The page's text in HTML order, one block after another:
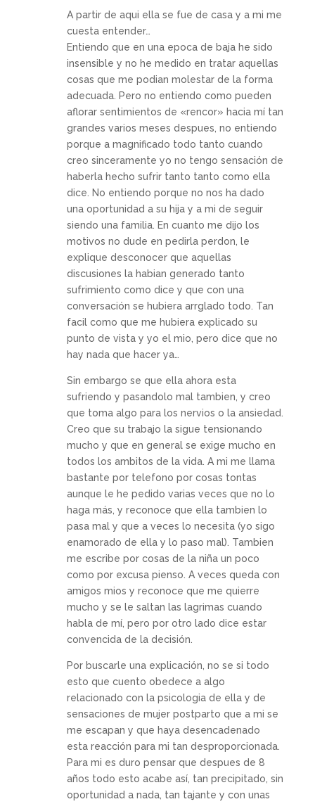
A partir de aqui ella se fue de casa y a mi me
cuesta entender…
Entiendo que en una epoca de baja he sido
insensible y no he medido en tratar aquellas
cosas que me podian molestar de la forma
adecuada. Pero no entiendo como pueden
aflorar sentimientos de «rencor» hacia mí tan
grandes varios meses despues, no entiendo
porque a magnificado todo tanto cuando
creo sinceramente yo no tengo sensación de
haberla hecho sufrir tanto tanto como ella
dice. No entiendo porque no nos ha dado
una oportunidad a su hija y a mi de seguir
siendo una familia. En cuanto me dijo los
motivos no dude en pedirla perdon, le
explique desconocer que aquellas
discusiones la habian generado tanto
sufrimiento como dice y que con una
conversación se hubiera arrglado todo. Tan
facil como que me hubiera explicado su
punto de vista y yo el mio, pero dice que no
hay nada que hacer ya…
Sin embargo se que ella ahora esta
sufriendo y pasandolo mal tambien, y creo
que toma algo para los nervios o la ansiedad.
Creo que su trabajo la sigue tensionando
mucho y que en general se exige mucho en
todos los ambitos de la vida. A mi me llama
bastante por telefono por cosas tontas
aunque le he pedido varias veces que no lo
haga más, y reconoce que ella tambien lo
pasa mal y que a veces lo necesita (yo sigo
enamorado de ella y lo paso mal). Tambien
me escribe por cosas de la niña un poco
como por excusa pienso. A veces queda con
amigos mios y reconoce que me quierre
mucho y se le saltan las lagrimas cuando
habla de mí, pero por otro lado dice estar
convencida de la decisión.
Por buscarle una explicación, no se si todo
esto que cuento obedece a algo
relacionado con la psicologia de ella y de
sensaciones de mujer postparto que a mi se
me escapan y que haya desencadenado
esta reacción para mi tan desproporcionada.
Para mi es duro pensar que despues de 8
años todo esto acabe así, tan precipitado, sin
oportunidad a nada, tan tajante y con unas